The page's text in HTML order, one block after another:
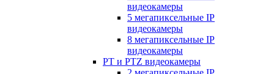
видеокамеры
5 мегапиксельные IP
видеокамеры
8 мегапиксельные IP
видеокамеры
PT и PTZ видеокамеры